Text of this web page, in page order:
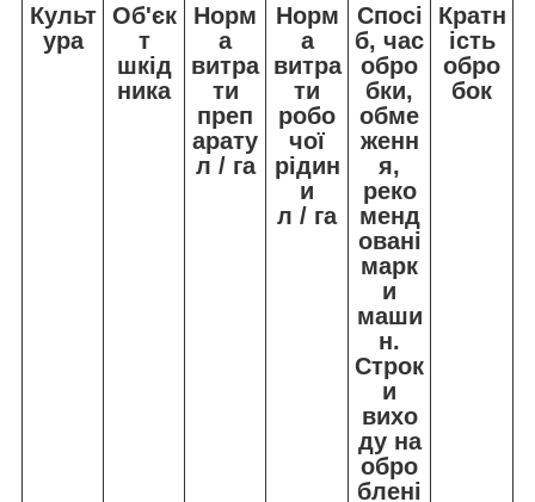
Культ
ура
Об'єк
т
шкід
ника
Норм
а
витра
ти
преп
арату
л / га
Норм
а
витра
ти
робо
чої
рідин
и
л / га
Спосі
б, час
обро
бки,
обме
женн
я,
реко
менд
овані
марк
и
маши
н.
Строк
и
вихо
ду на
обро
блені
Кратн
ість
обро
бок